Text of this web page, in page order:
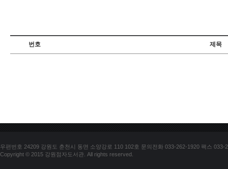
번호 제목
우편번호 24209 강원도 춘천시 동면 소양강로 110 102호 문의전화 033-262-1920 팩스 033-
Copyright © 2015 강원점자도서관. All rights reserved.